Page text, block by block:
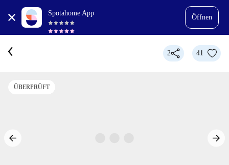
Spotahome App
Öffnen
2 41
ÜBERPRÜFT